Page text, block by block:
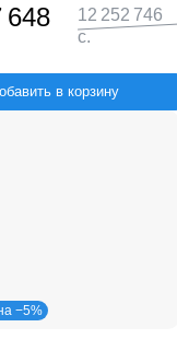
648
12 252 746
с.
в корзину
−5%